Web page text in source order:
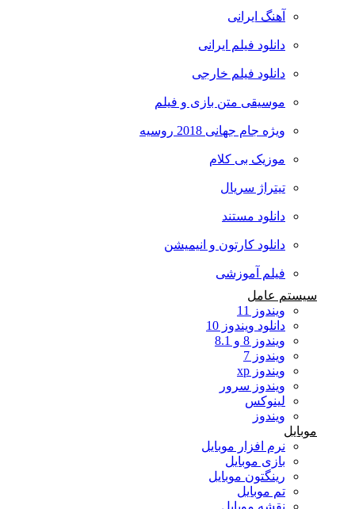
آهنگ ایرانی
دانلود فیلم ایرانی
دانلود فیلم خارجی
موسیقی متن بازی و فیلم
ویژه جام جهانی 2018 روسیه
موزیک بی کلام
تیتراژ سریال
دانلود مستند
دانلود کارتون و انیمیشن
فیلم آموزشی
سیستم عامل
ویندوز 11
دانلود ویندوز 10
ویندوز 8 و 8.1
ویندوز 7
ویندوز xp
ویندوز سرور
لینوکس
ویندوز
موبایل
نرم افزار موبایل
بازی موبایل
رینگتون موبایل
تم موبایل
نقشه موبایل